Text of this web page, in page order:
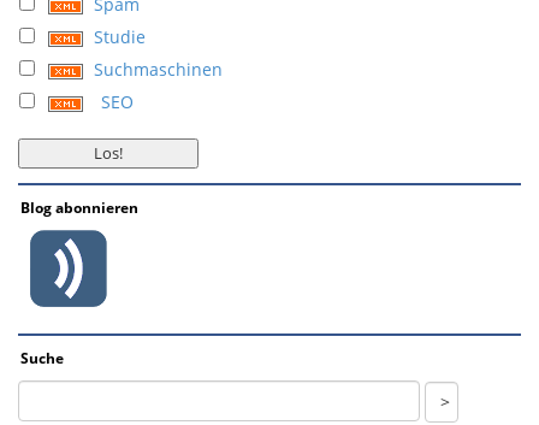
Studie
Suchmaschinen
SEO
Blog abonnieren
Suche